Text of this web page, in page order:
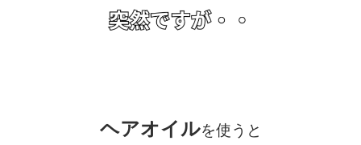
ヘアオイルを使うと